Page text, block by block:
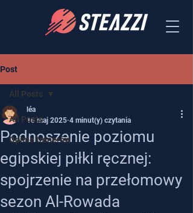
Post
All Posts
Opinie trenerów
All Posts
Podnoszenie poziomu
egipskiej piłki ręcznej:
spojrzenie na przełomowy
sezon Al-Rowada
léa
16 maj 2025 4 minut(y) czytania